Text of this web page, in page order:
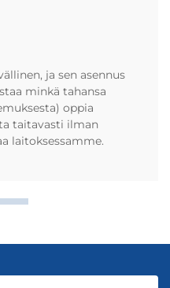
ja sen asennus
minkä tahansa
oppia
taitavasti ilman
laitoksessamme.